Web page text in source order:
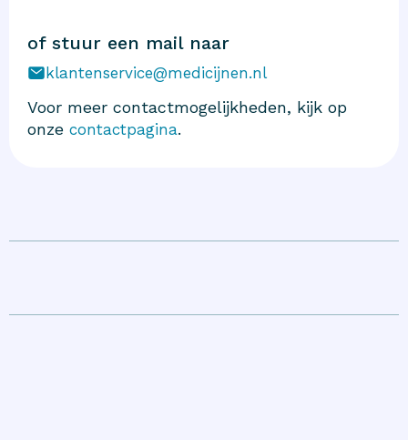
of stuur een mail naar
klantenservice@medicijnen.nl
Voor meer contactmogelijkheden, kijk op
onze contactpagina.